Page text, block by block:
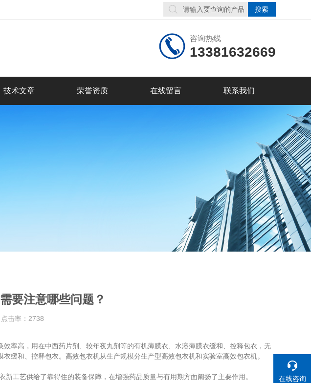
咨询热线
13381632669
技术文章 荣誉资质 在线留言 联系我们
要注意哪些问题？
击率：2738
率高，用在中西药片剂、较年夜丸剂等的有机薄膜衣、水溶薄膜衣缓和、控释包衣，无
缓和、控释包衣。高效包衣机从生产规模分生产型高效包衣机和实验室高效包衣机。
艺供给了靠得住的装备保障，在增强药品质量与有用期方面阐扬了主要作用。 在线咨询